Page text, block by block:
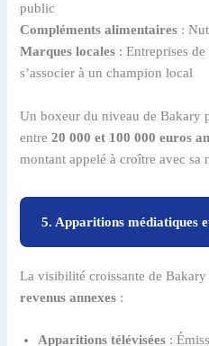
public
Compléments alimentaires :
Marques locales : Entreprises
s’associer à un champion local
Un boxeur du niveau de Bakary
entre20 000 et 100 000 euros
montant appelé à croître avec sa
5. Apparitions médiatiques
La visibilité croissante de
revenus annexes :
Apparitions télévisées :